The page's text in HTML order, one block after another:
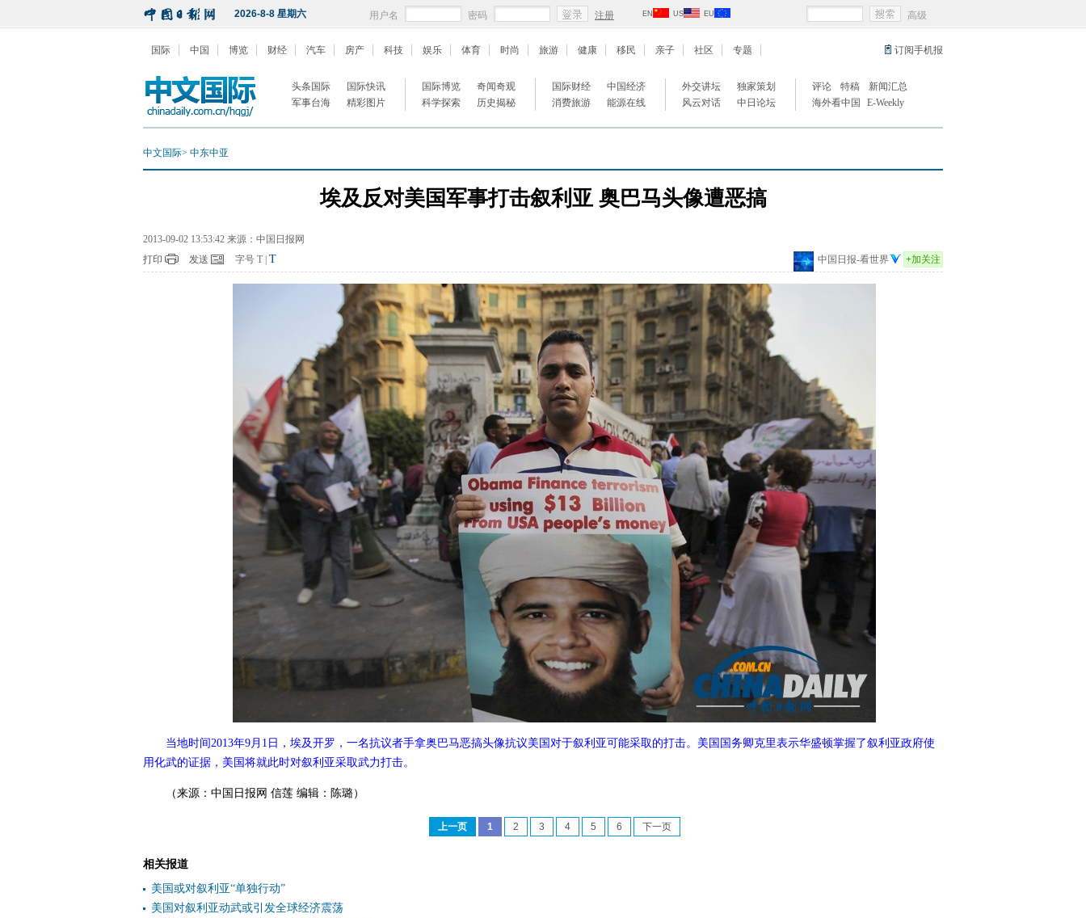
2026-8-8 星期六 用户名 密码 注册 EN US EU 高级
订阅手机报
国际 中国 博览 财经 汽车 房产 科技 娱乐 体育 时尚 旅游 健康 移民 亲子 社区 专题
头条国际
国际快讯
军事台海
精彩图片
国际博览
奇闻奇观
科学探索
历史揭秘
国际财经
中国经济
消费旅游
能源在线
外交讲坛
独家策划
风云对话
中日论坛
评论 特稿
新闻汇总
海外看中国
E-Weekly
中文国际> 中东中亚
埃及反对美国军事打击叙利亚 奥巴马头像遭恶搞
2013-09-02 13:53:42 来源：中国日报网
中国日报-看世界
+加关注
打印 发送 字号 T T
当地时间2013年9月1日，埃及开罗，一名抗议者手拿奥巴马恶搞头像抗议美国对于叙利亚可能采取的打击。美国国务卿克里表示华盛顿掌握了叙利亚政府使
用化武的证据，美国将就此时对叙利亚采取武力打击。
（来源：中国日报网 信莲 编辑：陈璐）
上一页 1 2 3 4 5 6 下一页
相关报道
美国或对叙利亚“单独行动”
美国对叙利亚动武或引发全球经济震荡